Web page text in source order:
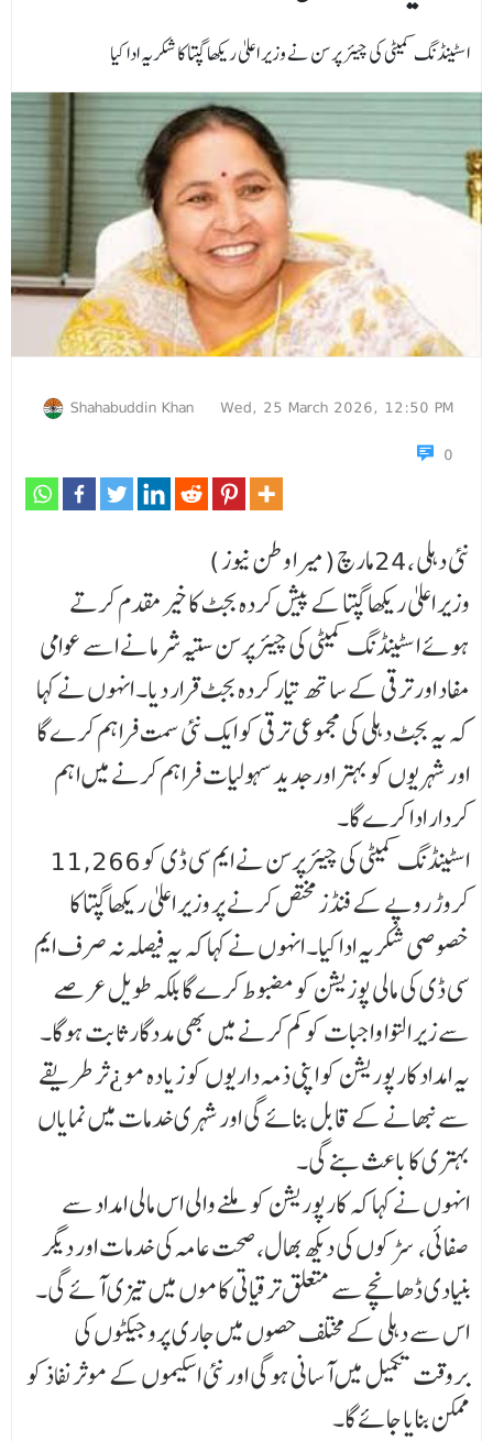
اسٹینڈنگ کمیٹی کی چیئر پرسن نے وزیر اعلیٰ ریکھا گپتا کا شکریہ ادا کیا
Shahabuddin Khan
Wed, 25 March 2026, 12:50 PM
0
نئی دہلی ،24مارچ (میرا وطن نیوز )
وزیر اعلیٰ ریکھا گپتا کے پیش کردہ بجٹ کا خیرمقدم کرتے
ہوئے ا سٹینڈنگ کمیٹی کی چیئرپرسن ستیہ شرما نے اسے عوامی
مفاد اور ترقی کے ساتھ تیار کردہ بجٹ قرار دیا۔ انہوں نے کہا
کہ یہ بجٹ دہلی کی مجموعی ترقی کو ایک نئی سمت فراہم کرے گا
اور شہریوں کو بہتر اور جدید سہولیات فراہم کرنے میں اہم
کردار ادا کرے گا۔
اسٹینڈنگ کمیٹی کی چیئرپرسن نے ایم سی ڈی کو 11,266
کروڑ روپے کے فنڈز مختص کرنے پر وزیر اعلیٰ ریکھا گپتا کا
خصوصی شکریہ ادا کیا۔ انہوں نے کہا کہ یہ فیصلہ نہ صرف ایم
سی ڈی کی مالی پوزیشن کو مضبو ط کرے گا بلکہ طویل عرصے
سے زیر التوا واجبات کو کم کرنے میں بھی مددگار ثابت ہوگا۔
یہ امداد کارپوریشن کو اپنی ذمہ داریوں کو زیادہ مو ¿ثر طریقے
سے نبھانے کے قابل بنائے گی اور شہری خدمات میں نمایاں
بہتری کا باعث بنے گی۔
انہوں نے کہا کہ کارپوریشن کو ملنے والی اس مالی امداد سے
صفائی، سڑکوں کی دیکھ بھال، صحت عامہ کی خدمات اور دیگر
بنیادی ڈھانچے سے متعلق ترقیاتی کاموں میں تیزی آئے گی۔
اس سے دہلی کے مختلف حصوں میں جاری پروجیکٹوں کی
بروقت تکمیل میں آسانی ہوگی اور نئی اسکیموں کے موثر نفاذ کو
ممکن بنایا جائے گا۔